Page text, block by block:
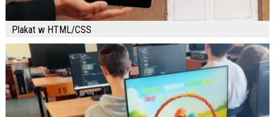
Plakat w HTML/CSS